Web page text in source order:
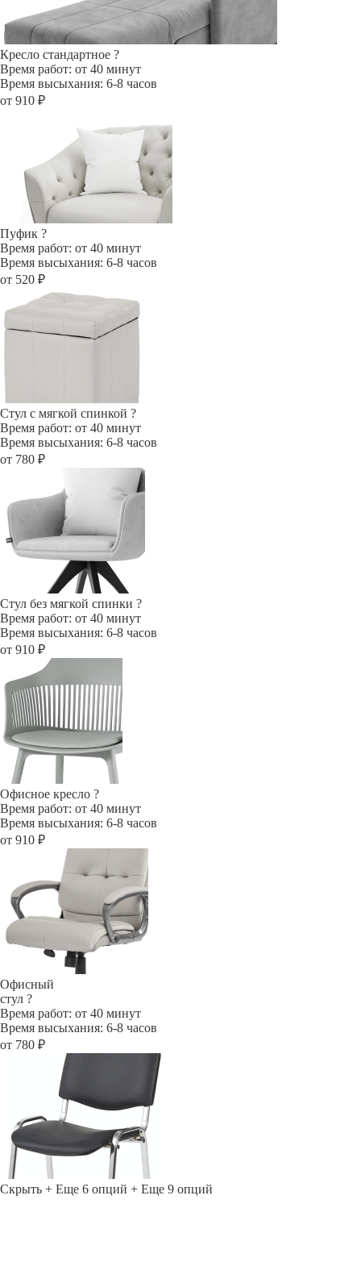
Кресло стандартное ?
Время работ: от 40 минут
Время высыхания: 6-8 часов
от 910 ₽
Пуфик ?
Время работ: от 40 минут
Время высыхания: 6-8 часов
от 520 ₽
Стул с мягкой спинкой ?
Время работ: от 40 минут
Время высыхания: 6-8 часов
от 780 ₽
Стул без мягкой спинки ?
Время работ: от 40 минут
Время высыхания: 6-8 часов
от 910 ₽
Офисное кресло ?
Время работ: от 40 минут
Время высыхания: 6-8 часов
от 910 ₽
Офисный
стул ?
Время работ: от 40 минут
Время высыхания: 6-8 часов
от 780 ₽
Скрыть + Еще 6 опций + Еще 9 опций